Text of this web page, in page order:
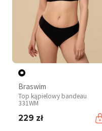
Braswim
Top kąpielowy bandeau
331WM
229 zł